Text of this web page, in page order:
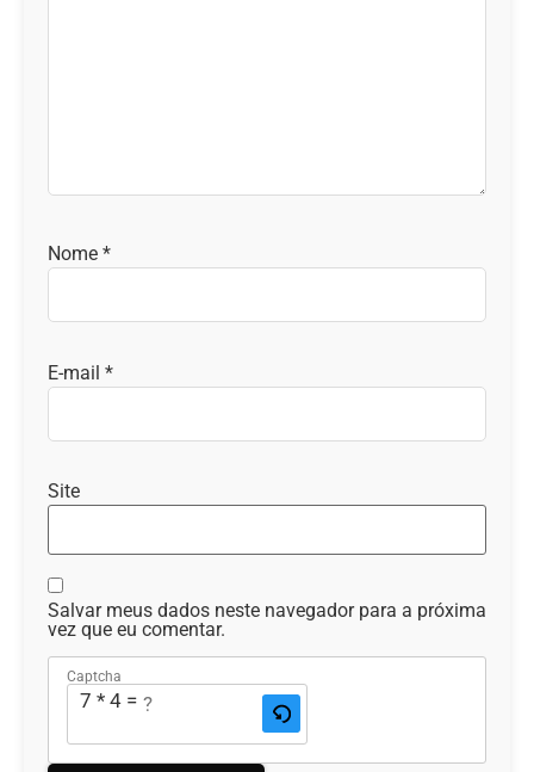
Nome *
E-mail *
Site
Salvar meus dados neste navegador para a próxima
vez que eu comentar.
Captcha
7 * 4 = ?